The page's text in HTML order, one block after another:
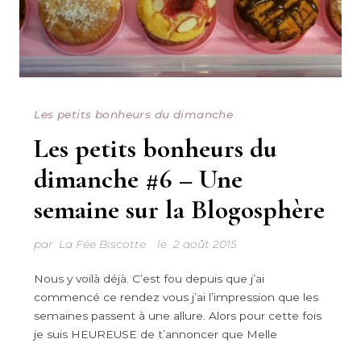
Les petits bonheurs du dimanche
Les petits bonheurs du
dimanche #6 – Une
semaine sur la Blogosphère
par La Fée Biscotte le 2 août 2015
Nous y voilà déjà. C’est fou depuis que j’ai
commencé ce rendez vous j’ai l’impression que les
semaines passent à une allure. Alors pour cette fois
je suis HEUREUSE de t’annoncer que Melle